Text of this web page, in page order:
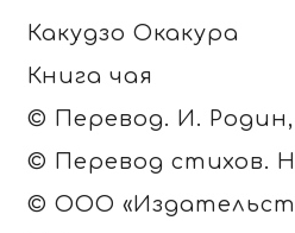
Какудзо Окакура
Книга чая
© Перевод. И. Родин,
© Перевод стихов.
© ООО